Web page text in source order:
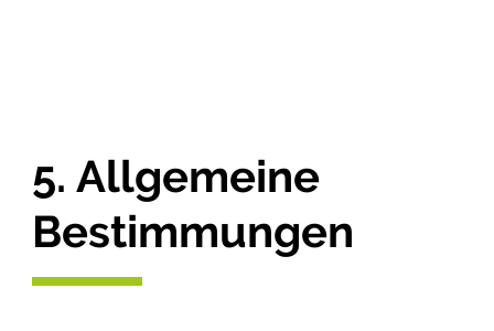
5. Allgemeine
Bestimmungen